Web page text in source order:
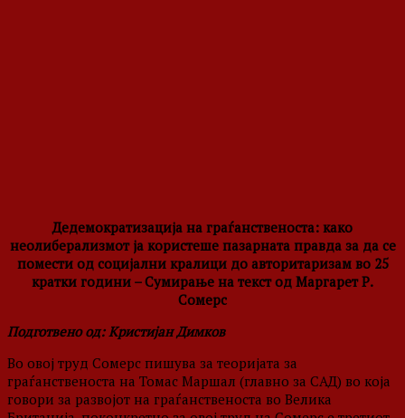
Дедемократизација на граѓанственоста: како
неолиберализмот ја користеше пазарната правда за да се
помести од социјални кралици до авторитаризам во 25
кратки години – Сумирање на текст од Маргарет Р.
Сомерс
Подготвено од: Кристијан Димков
Во овој труд Сомерс пишува за теоријата за
граѓанственоста на Томас Маршал (главно за САД) во која
говори за развојот на граѓанственоста во Велика